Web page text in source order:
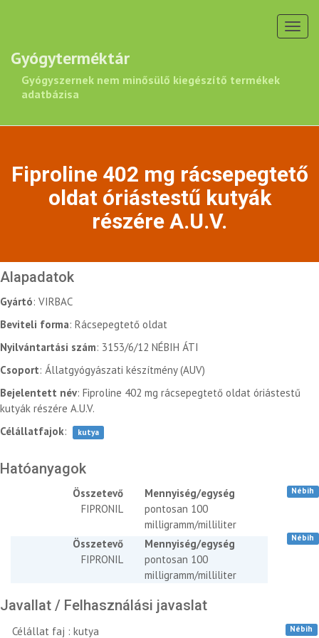
Gyógyterméktár
Gyógyszernek nem minősülő kiegészítő termékek
adatbázisa
Fiproline 402 mg rácsepegtető
oldat óriástestű kutyák
részére A.U.V.
Alapadatok
Gyártó: VIRBAC
Beviteli forma: Rácsepegtető oldat
Nyilvántartási szám: 3153/6/12 NÉBIH ÁTI
Csoport: Állatgyógyászati készítmény (AUV)
Bejelentett név: Fiproline 402 mg rácsepegtető oldat óriástestű
kutyák részére A.U.V.
Célállatfajok: kutya
Hatóanyagok
Összetevő
Mennyiség/egység
FIPRONIL
pontosan 100
milligramm/milliliter
Nébih
Összetevő
Mennyiség/egység
FIPRONIL
pontosan 100
milligramm/milliliter
Nébih
Javallat / Felhasználási javaslat
Célállat faj : kutya Nébih